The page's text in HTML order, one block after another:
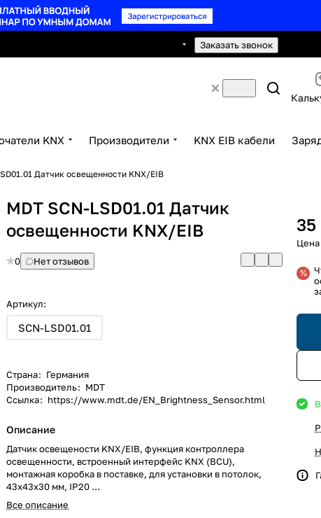
Заказать звонок
KNX Производители KNX EIB кабели
Датчик освещенности KNX/EIB
MDT SCN-LSD01.01 Датчик
освещенности KNX/EIB
0 Нет отзывов
Артикул:
SCN-LSD01.01
Страна: Германия
Производитель: MDT
Ссылка: https://www.mdt.de/EN_Brightness_Sensor.html
Описание
Датчик освещености KNX/EIB, функция контроллера
освещенности, встроенный интерфейс KNX (BCU),
монтажная коробка в поставке, для установки в потолок,
43x43x30 мм, IP20
Датчик освещености KNX/EIB, функция контроллера
освещенности, встроенный интерфейс KNX (BCU),
Все описание
35